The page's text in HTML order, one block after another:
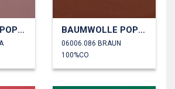
BAUMWOLLE POPELINE BAUMWOLLE POPELINE
06006.086 BRAUN
100%CO